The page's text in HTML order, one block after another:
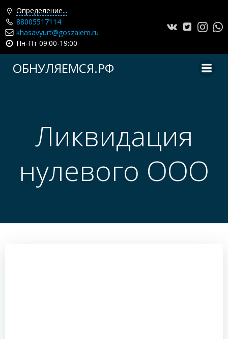
Определение...
88005517114
khasavyurt@goszaiem.ru
Пн-Пт 09:00-19:00
ОБНУЛЯЕМСЯ.РФ
Ликвидация
нулевого ООО